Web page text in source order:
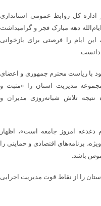
کل روابط عمومی استانداری
دهه مبارک فجر و گرامیداشت
ایام را فرصتی برای بازخوانی
دانست.
با ریاست محترم جمهوری و اعضای
مدیریت استان را «مثبت و
تلاش شبانه‌روزی مدیران و
دغدغه امروز جامعه است»، اظهار
برنامه‌های اقتصادی و حمایتی را
باشد.
را از نقاط قوت مدیریت اجرایی